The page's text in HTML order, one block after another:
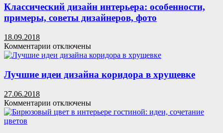
в
интерьере:
особенности,
квартир
и
Классический дизайн интерьера: особенности,
примеры, советы дизайнеров, фото
18.09.2018
Комментарии к
записи
дизайн
интерьера:
советы
дизайнеров,
отключены
Лучшие идеи дизайна коридора в хрущевке
27.06.2018
Комментарии к
записи
отключены